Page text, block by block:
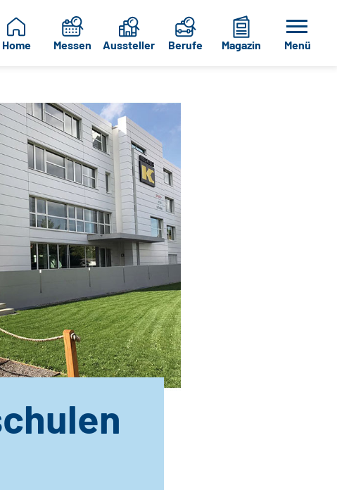
Home Messen Aussteller Berufe Magazin Menü